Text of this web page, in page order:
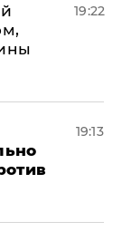
19:22
19:13